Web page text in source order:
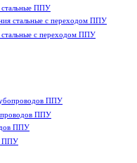
стальные ППУ
стальные с переходом ППУ
ППУ
ППУ